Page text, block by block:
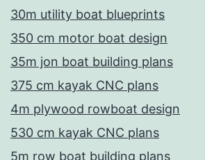
30m utility boat blueprints
350 cm motor boat design
35m jon boat building plans
375 cm kayak CNC plans
4m plywood rowboat design
530 cm kayak CNC plans
5m row boat building plans